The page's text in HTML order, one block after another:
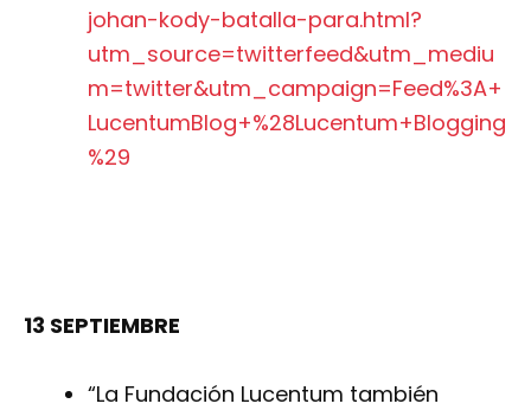
johan-kody-batalla-para.html?
utm_source=twitterfeed&utm_mediu
m=twitter&utm_campaign=Feed%3A+
LucentumBlog+%28Lucentum+Blogging
%29
13 SEPTIEMBRE
“La Fundación Lucentum también